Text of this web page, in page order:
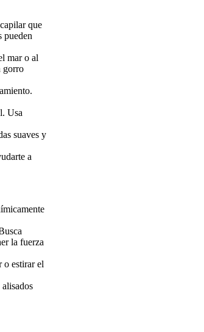
que
pueden
mar o al
gorro
Usa
suaves y
a
la fuerza
o estirar el